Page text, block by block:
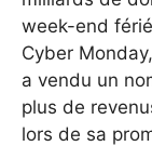
week-end
Cyber
a vendu un
plus de
lors de sa